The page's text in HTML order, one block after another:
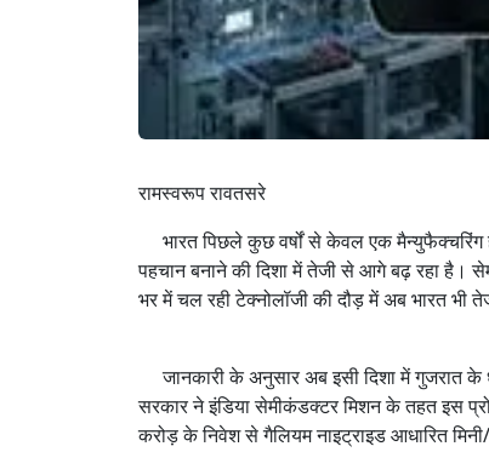
रामस्वरूप रावतसरे
भारत पिछले कुछ वर्षों से केवल एक मैन्युफैक्चरिंग
पहचान बनाने की दिशा में तेजी से आगे बढ़ रहा
भर में चल रही टेक्नोलॉजी की दौड़ में अब भारत भी
जानकारी के अनुसार अब इसी दिशा में गुजरात के
सरकार ने इंडिया सेमीकंडक्टर मिशन के तहत इस
करोड़ के निवेश से गैलियम नाइट्राइड आधारित